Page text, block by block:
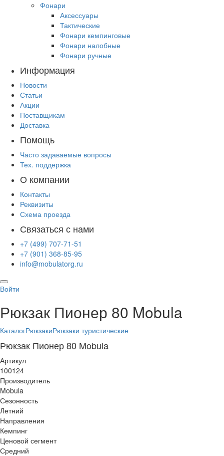
Фонари
Аксессуары
Тактические
Фонари кемпинговые
Фонари налобные
Фонари ручные
Информация
Новости
Статьи
Акции
Поставщикам
Доставка
Помощь
Часто задаваемые вопросы
Тех. поддержка
О компании
Контакты
Реквизиты
Схема проезда
Связаться с нами
+7 (499) 707-71-51
+7 (901) 368-85-95
info@mobulatorg.ru
Войти
Рюкзак Пионер 80 Mobula
КаталогРюкзакиРюкзаки туристические
Рюкзак Пионер 80 Mobula
Артикул
100124
Производитель
Mobula
Сезонность
Летний
Направления
Кемпинг
Ценовой сегмент
Средний